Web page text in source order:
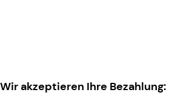
Wir akzeptieren Ihre Bezahlung: